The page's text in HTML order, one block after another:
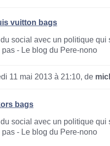
vuitton bags
social avec un politique qui
- Le blog du Pere-nono
11 mai 2013 à 21:10, de
bags
social avec un politique qui
- Le blog du Pere-nono